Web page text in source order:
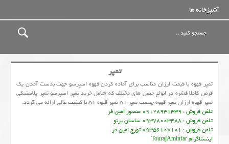
آشپزخانه ها
تمپر
تمپر قهوه با قیمت ارزان مناسب برای آماده کردن قهوه اسپرسو جهت بدست آمدن یک
قرص کاملا فشره در انواع جنس های مختلف که شامل خرید تمپر اسپرسو تمپر پلاستیکی
تمپر قهوه ارزان تمپر قهوه چیست تمپر 51 تمپر قهوه 51 با کیفیت عالی ارائه می گردد.
تلفن فروش : 09128931339 منصور امین فر
تلفن فروش : 09378003488 ساسان پرتو
تلفن فروش : 09356107101 تورج امین فر
اینستاگرام TourajAminfar